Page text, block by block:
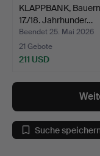
KLAPPBANK,
17./18. Jahrhunder…
Beendet 25. Mai 2026
21 Gebote
211 USD
Suche